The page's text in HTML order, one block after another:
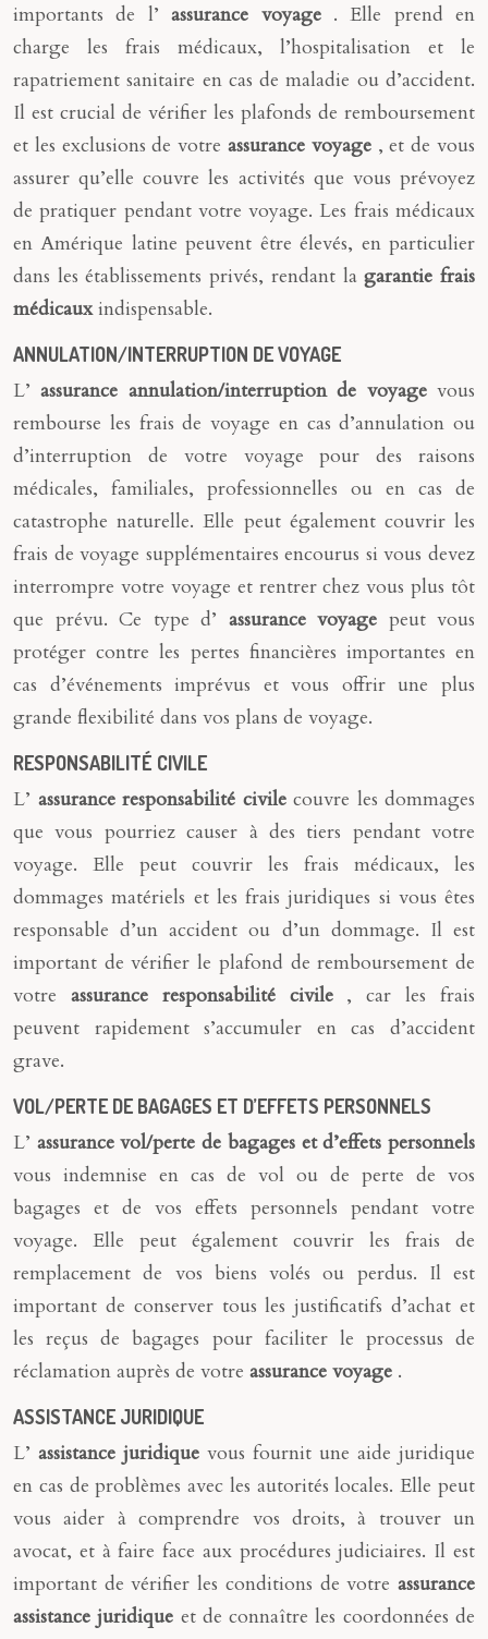
importants de l’assurance voyage . Elle prend en
charge les frais médicaux, l’hospitalisation et le
rapatriement sanitaire en cas de maladie ou d’accident.
Il est crucial de vérifier les plafonds de remboursement
et les exclusions de votre assurance voyage , et de vous
assurer qu’elle couvre les activités que vous prévoyez
de pratiquer pendant votre voyage. Les frais médicaux
en Amérique latine peuvent être élevés, en particulier
dans les établissements privés, rendant lagarantie frais
médicauxindispensable.
ANNULATION/INTERRUPTION DE VOYAGE
L’assurance annulation/interruption de voyagevous
rembourse les frais de voyage en cas d’annulation ou
d’interruption de votre voyage pour des raisons
médicales, familiales, professionnelles ou en cas de
catastrophe naturelle. Elle peut également couvrir les
frais de voyage supplémentaires encourus si vous devez
interrompre votre voyage et rentrer chez vous plus tôt
que prévu. Ce type d’ assurance voyage peut vous
protéger contre les pertes financières importantes en
cas d’événements imprévus et vous offrir une plus
grande flexibilité dans vos plans de voyage.
RESPONSABILITÉ CIVILE
L’ assurance responsabilité civile couvre les dommages
que vous pourriez causer à des tiers pendant votre
voyage. Elle peut couvrir les frais médicaux, les
dommages matériels et les frais juridiques si vous êtes
responsable d’un accident ou d’un dommage. Il est
important de vérifier le plafond de remboursement de
votre assurance responsabilité civile , car les frais
peuvent rapidement s’accumuler en cas d’accident
grave.
VOL/PERTE DE BAGAGES ET D’EFFETS PERSONNELS
L’ assurance vol/perte de bagages et d’effets personnels
vous indemnise en cas de vol ou de perte de vos
bagages et de vos effets personnels pendant votre
voyage. Elle peut également couvrir les frais de
remplacement de vos biens volés ou perdus. Il est
important de conserver tous les justificatifs d’achat et
les reçus de bagages pour faciliter le processus de
réclamation auprès de votre assurance voyage .
ASSISTANCE JURIDIQUE
L’ assistance juridique vous fournit une aide juridique
en cas de problèmes avec les autorités locales. Elle peut
vous aider à comprendre vos droits, à trouver un
avocat, et à faire face aux procédures judiciaires. Il est
important de vérifier les conditions de votre assurance
assistance juridique et de connaître les coordonnées de